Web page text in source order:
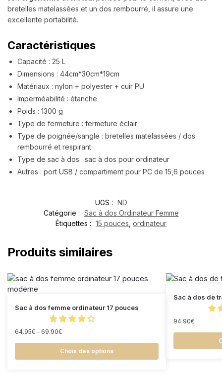
bretelles matelassées et un dos rembourré, il assure une
excellente portabilité.
Caractéristiques
Capacité : 25 L
Dimensions : 44cm*30cm*19cm
Matériaux : nylon + polyester + cuir PU
Imperméabilité : étanche
Poids : 1300 g
Type de fermeture : fermeture éclair
Type de poignée/sangle : bretelles matelassées / dos
rembourré et respirant
Type de sac à dos : sac à dos pour ordinateur
Autres : port USB / compartiment pour PC de 15,6 pouces
UGS : ND
Catégorie : Sac à dos Ordinateur Femme
Étiquettes : 15 pouces ordinateur
Produits similaires
Sac à dos femme ordinateur 17 pouces
64.95€ – 69.90€
Choix des options
Sac à dos de
94.90€